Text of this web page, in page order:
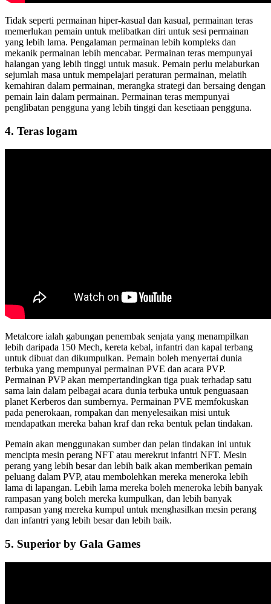
Tidak seperti permainan hiper-kasual dan kasual, permainan teras
memerlukan pemain untuk melibatkan diri untuk sesi permainan
yang lebih lama. Pengalaman permainan lebih kompleks dan
mekanik permainan lebih mencabar. Permainan teras mempunyai
halangan yang lebih tinggi untuk masuk. Pemain perlu melaburkan
sejumlah masa untuk mempelajari peraturan permainan, melatih
kemahiran dalam permainan, merangka strategi dan bersaing dengan
pemain lain dalam permainan. Permainan teras mempunyai
penglibatan pengguna yang lebih tinggi dan kesetiaan pengguna.
4. Teras logam
Metalcore ialah gabungan penembak senjata yang menampilkan
lebih daripada 150 Mech, kereta kebal, infantri dan kapal terbang
untuk dibuat dan dikumpulkan. Pemain boleh menyertai dunia
terbuka yang mempunyai permainan PVE dan acara PVP.
Permainan PVP akan mempertandingkan tiga puak terhadap satu
sama lain dalam pelbagai acara dunia terbuka untuk penguasaan
planet Kerberos dan sumbernya. Permainan PVE memfokuskan
pada penerokaan, rompakan dan menyelesaikan misi untuk
mendapatkan mereka bahan kraf dan reka bentuk pelan tindakan.
Pemain akan menggunakan sumber dan pelan tindakan ini untuk
mencipta mesin perang NFT atau merekrut infantri NFT. Mesin
perang yang lebih besar dan lebih baik akan memberikan pemain
peluang dalam PVP, atau membolehkan mereka meneroka lebih
lama di lapangan. Lebih lama mereka boleh meneroka lebih banyak
rampasan yang boleh mereka kumpulkan, dan lebih banyak
rampasan yang mereka kumpul untuk menghasilkan mesin perang
dan infantri yang lebih besar dan lebih baik.
5. Superior by Gala Games